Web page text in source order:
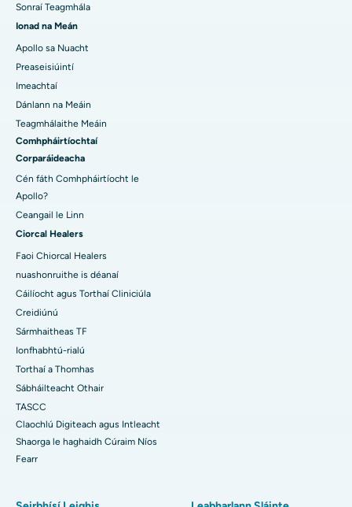
Sonraí Teagmhála
Ionad na Meán
Apollo sa Nuacht
Preaseisiúintí
Imeachtaí
Dánlann na Meáin
Teagmhálaithe Meáin
Comhpháirtíochtaí
Corparáideacha
Cén fáth Comhpháirtíocht le
Apollo?
Ceangail le Linn
Ciorcal Healers
Faoi Chiorcal Healers
nuashonruithe is déanaí
Cáilíocht agus Torthaí Cliniciúla
Creidiúnú
Sármhaitheas TF
Ionfhabhtú-rialú
Torthaí a Thomhas
Sábháilteacht Othair
TASCC
Claochlú Digiteach agus Intleacht
Shaorga le haghaidh Cúraim Níos
Fearr